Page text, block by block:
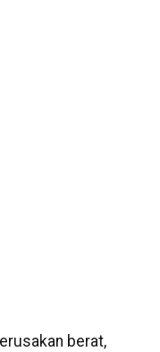
berat,